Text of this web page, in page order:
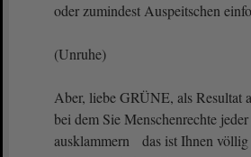
oder zumindest Auspeitschen
(Unruhe)
Aber, liebe GRÜNE, als Resultat
bei dem Sie Menschenrechte
ausklammern das ist Ihnen völlig